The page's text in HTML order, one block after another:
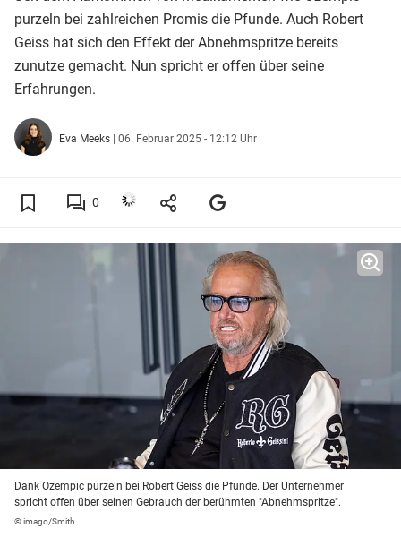
purzeln bei zahlreichen Promis die Pfunde. Auch Robert
Geiss hat sich den Effekt der Abnehmspritze bereits
zunutze gemacht. Nun spricht er offen über seine
Erfahrungen.
Eva Meeks | 06. Februar 2025 - 12:12 Uhr
0
Dank Ozempic purzeln bei Robert Geiss die Pfunde. Der Unternehmer
spricht offen über seinen Gebrauch der berühmten "Abnehmspritze".
© imago/Smith